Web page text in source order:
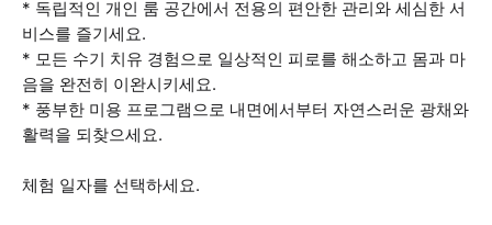
* 독립적인 개인 룸 공간에서 전용의 편안한 관리와 세심한 서
비스를 즐기세요.
* 모든 수기 치유 경험으로 일상적인 피로를 해소하고 몸과 마
음을 완전히 이완시키세요.
* 풍부한 미용 프로그램으로 내면에서부터 자연스러운 광채와
활력을 되찾으세요.
체험 일자를 선택하세요.